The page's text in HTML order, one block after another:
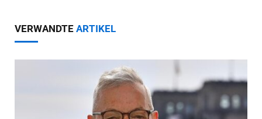
VERWANDTE ARTIKEL